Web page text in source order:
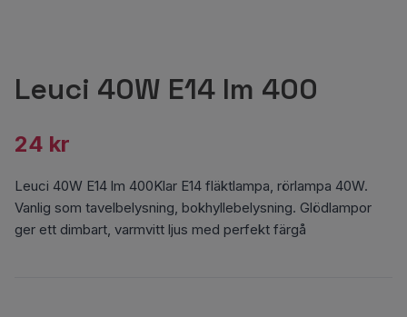
Leuci 40W E14 lm 400
24 kr
Leuci 40W E14 lm 400Klar E14 fläktlampa, rörlampa 40W.
Vanlig som tavelbelysning, bokhyllebelysning. Glödlampor
ger ett dimbart, varmvitt ljus med perfekt färgå